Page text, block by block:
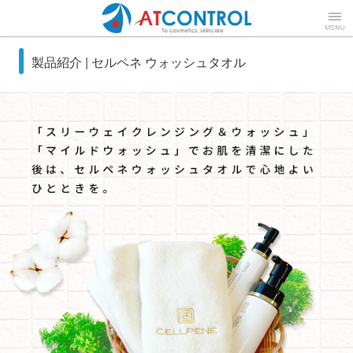
株式会社 アトコントロール【
ATCONTROL Co., Ltd.】
製品紹介 | セルペネ ウォッシュタオル